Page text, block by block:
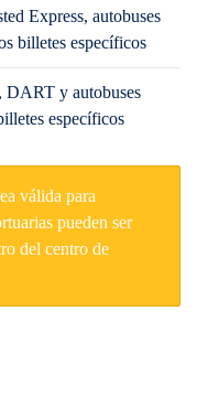
Express, autobuses
billetes específicos
DART y autobuses
específicos
válida para
pueden ser
del centro de